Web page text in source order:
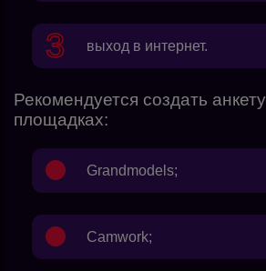
выход в интернет.
Рекомендуется создать
площадках:
Grandmodels;
Camwork;